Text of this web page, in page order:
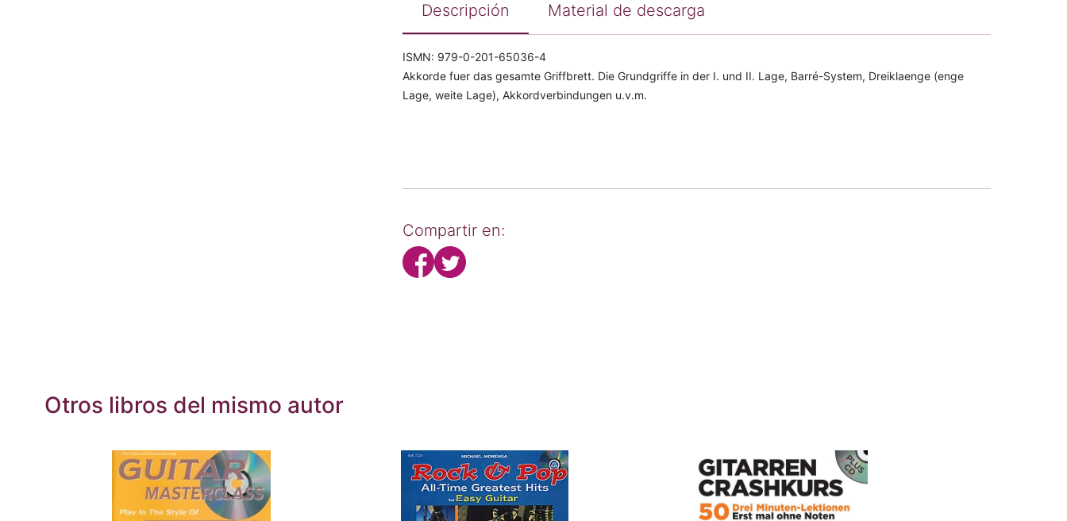
Descripción Material de descarga
ISMN: 979-0-201-65036-4
Akkorde fuer das gesamte Griffbrett. Die Grundgriffe in der I. und II. Lage, Barré-System, Dreiklaenge (enge
Lage, weite Lage), Akkordverbindungen u.v.m.
Compartir en:
Otros libros del mismo autor